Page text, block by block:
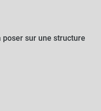
poser sur une structure